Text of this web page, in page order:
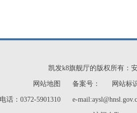
凯发k8旗舰厅的版权所有：
网站地图 备案号： 网站标
话：0372-5901310 e-mail: